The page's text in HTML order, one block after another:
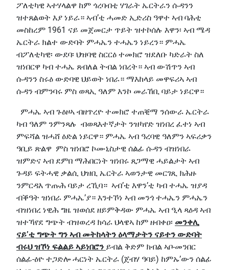
ፖለቲካዊ ኣተሃላልዋ ከም ጎረባብቲ ሃገራት ኤርትራን ሱዳንን
ዝተጸልወት እያ ነይራ። ኣብ’ቲ ሓመድ ኢድሪስ ዓዋተ ኣብ ባሕቲ
መስከረም 1961 ናይ መጀመርታ ጥይት ዝተኮሰሉ እዋን፡ ኣብ ሜዳ
ኤርትራ ክልተ ውድባት ምሓኤን ተሓኤን ነይረን። ምሓኤ
ብፖለቲካዊ፡ ውደባ፡ ህዝባዊ ስርርዕ ተመክሮ ዝደለቡ ካድራት ስለ
ዝነበርዋ ካብ ተሓኤ ጸብለል ትብል ነበረት። ኣብ ውሽጥን ኣብ
ሱዳንን ስሩዕ ውድባዊ ህይወት ነበራ። ማእከላይ መዋፍሪኣ ኣብ
ሱዳን ብምንባሩ ምስ ወጻኢ ዓለም እንኮ መራኸቢ ባይታ ነይርዋ።
ምሓኤ ኣብ ጉዕዞኣ ብዘጥረዮ ተመክሮ ተጠቒማ ንሰውራ ኤርትራ
ካብ ዓለም ንምንጻሉ ብወጻእተኛታት ንዝካየድ ዝነበረ ፈተነ ኣብ
ምፍሻል ዝሓሸ ዕድል ነይርዋ። ምሓኤ ኣብ ዓረባዊ ዓለምን ኣፍሪቃን
ዓቢይ ጽልዋ ምስ ዝነበሮ ኮሙኒስታዊ ሰልፊ ሱዳን ብዝነበራ
ዝምድና ኣብ ደምበ ማሕበርነት ዝነበሩ ጸጋማዊ ሓይልታት ኣብ
ጉዳይ ፍትሓዊ ቃልሲ ህዝቢ ኤርትራ ኣወንታዊ መርገጺ ክሕዙ
ንምርዳእ ጥጡሕ ባይታ ረኺባ። ኣብ’ቲ እዋን’ቲ ካብ ተሓኤ ዝያዳ
ብቕዓት ዝነበራ ምሓኤ’ያ። እንተኾነ ኣብ መንጎ ተሓኤን ምሓኤን
ብዝነበረ ነዊሕ ግዜ ዝወሰደ ዘይምቅዳው ምሓኤ ኣብ ዒላ ጻዕዳ ኣብ
ዝተኻየደ ግጭት ብዝወረዳ ክሳራ ህላዌኣ ከም ዘብቀዐ፡ መንቀሊ
ናይ’ቲ ግጭት ግን ኣብ መትከላትን ዕላማታትን ናይተን ውድባት
ብሩህ ዝኾነ ፍልልይ ኣይነበሮን ይብል ቅድም ክብል ኣቦ-መንበር
ሰልፊ-ዕዮ ተጋድሎ ሓርነት ኤርትራ (ጀብሃ ዓባይ) ከምኡ’ውን ሰልፊ